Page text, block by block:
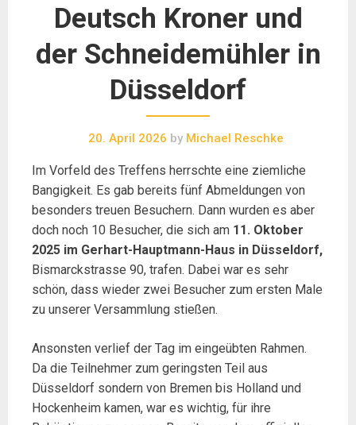
Deutsch Kroner und
der Schneidemühler in
Düsseldorf
20. April 2026 by Michael Reschke
Im Vorfeld des Treffens herrschte eine ziemliche
Bangigkeit. Es gab bereits fünf Abmeldungen von
besonders treuen Besuchern. Dann wurden es aber
doch noch 10 Besucher, die sich am 11. Oktober
2025 im Gerhart-Hauptmann-Haus in Düsseldorf,
Bismarckstrasse 90, trafen. Dabei war es sehr
schön, dass wieder zwei Besucher zum ersten Male
zu unserer Versammlung stießen.
Ansonsten verlief der Tag im eingeübten Rahmen.
Da die Teilnehmer zum geringsten Teil aus
Düsseldorf sondern von Bremen bis Holland und
Hockenheim kamen, war es wichtig, für ihre